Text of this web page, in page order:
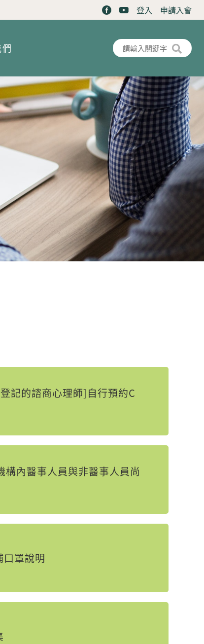
登入 申請入會
搜尋表單
搜尋
記的諮商心理師]自行預約C
構內醫事人員與非醫事人員尚
口罩說明